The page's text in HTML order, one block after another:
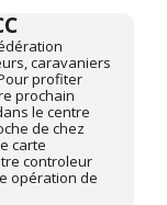
caravaniers
profiter
prochain
le centre
de chez
carte
controleur
opération de